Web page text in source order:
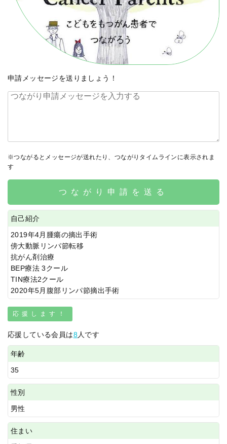
申請メッセージを送りましょう！
※つながるとメッセージが送れたり、つながりタイムラインに表示されま
す
つながり申請を送る
自己紹介
2019年4月腫瘍の摘出手術
傍大動脈リンパ節転移
抗がん剤治療
BEP療法 3クール
TIN療法2クール
2020年5月腹部リンパ節摘出手術
応援します！
応援している会員は8人です
年齢
35
性別
男性
住まい